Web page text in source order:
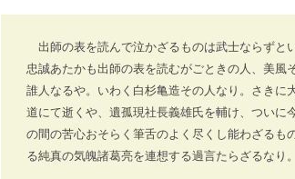
出師の表を読んで泣かざるものは武士ならずと
忠誠あたかも出師の表を読むがごときの人、美風
誰人なるや。いわく白杉亀造その人なり。さきに
道にて逝くや、遺孤現社長義雄氏を輔け、ついに
の間の苦心おそらく筆舌のよく尽くし能わざるも
る純真の気魄諸葛亮を連想する過言たらざるなり。